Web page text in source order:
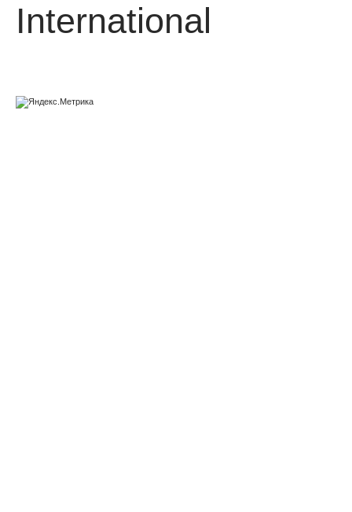
International